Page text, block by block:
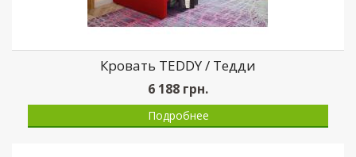
Кровать TEDDY / Тедди
6 188 грн.
Подробнее